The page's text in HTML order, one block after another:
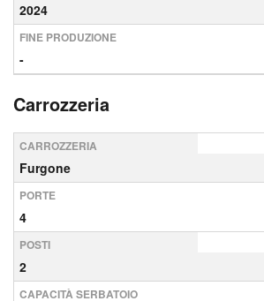
2024
FINE PRODUZIONE
-
Carrozzeria
CARROZZERIA
Furgone
PORTE
4
POSTI
2
CAPACITÀ SERBATOIO